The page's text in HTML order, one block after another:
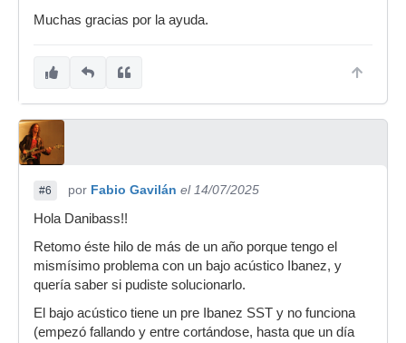
Muchas gracias por la ayuda.
#6 por Fabio Gavilán el 14/07/2025
Hola Danibass!!
Retomo éste hilo de más de un año porque tengo el
mismísimo problema con un bajo acústico Ibanez, y
quería saber si pudiste solucionarlo.
El bajo acústico tiene un pre Ibanez SST y no funciona
(empezó fallando y entre cortándose, hasta que un día